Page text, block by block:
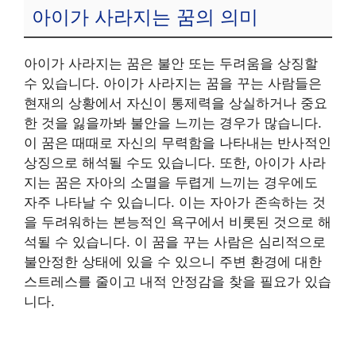
아이가 사라지는 꿈의 의미
아이가 사라지는 꿈은 불안 또는 두려움을 상징할
수 있습니다. 아이가 사라지는 꿈을 꾸는 사람들은
현재의 상황에서 자신이 통제력을 상실하거나 중요
한 것을 잃을까봐 불안을 느끼는 경우가 많습니다.
이 꿈은 때때로 자신의 무력함을 나타내는 반사적인
상징으로 해석될 수도 있습니다. 또한, 아이가 사라
지는 꿈은 자아의 소멸을 두렵게 느끼는 경우에도
자주 나타날 수 있습니다. 이는 자아가 존속하는 것
을 두려워하는 본능적인 욕구에서 비롯된 것으로 해
석될 수 있습니다. 이 꿈을 꾸는 사람은 심리적으로
불안정한 상태에 있을 수 있으니 주변 환경에 대한
스트레스를 줄이고 내적 안정감을 찾을 필요가 있습
니다.